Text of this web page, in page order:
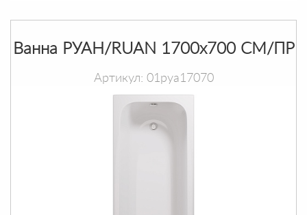
Ванна РУАН/RUAN 1700х700 СМ/ПР
Артикул: 01руа17070